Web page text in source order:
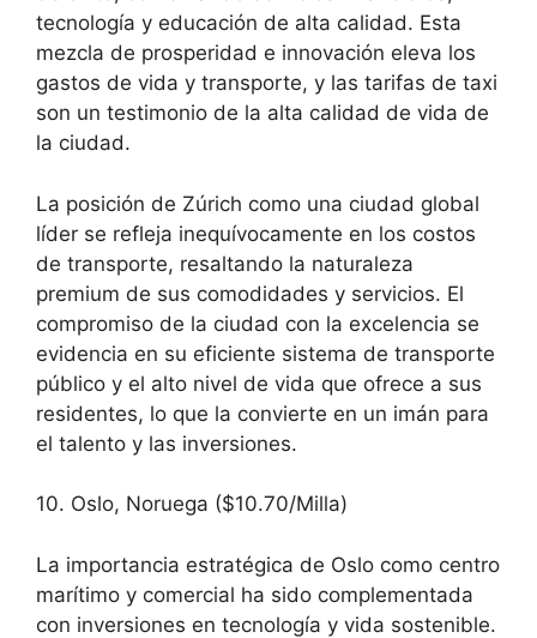
tecnología y educación de alta calidad. Esta
mezcla de prosperidad e innovación eleva los
gastos de vida y transporte, y las tarifas de taxi
son un testimonio de la alta calidad de vida de
la ciudad.
La posición de Zúrich como una ciudad global
líder se refleja inequívocamente en los costos
de transporte, resaltando la naturaleza
premium de sus comodidades y servicios. El
compromiso de la ciudad con la excelencia se
evidencia en su eficiente sistema de transporte
público y el alto nivel de vida que ofrece a sus
residentes, lo que la convierte en un imán para
el talento y las inversiones.
10. Oslo, Noruega ($10.70/Milla)
La importancia estratégica de Oslo como centro
marítimo y comercial ha sido complementada
con inversiones en tecnología y vida sostenible.